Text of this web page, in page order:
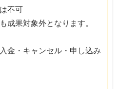
不可
成果対象外となります。
金・キャンセル・申し込み